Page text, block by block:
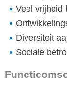
Veel vrijheid
Diversiteit
Sociale